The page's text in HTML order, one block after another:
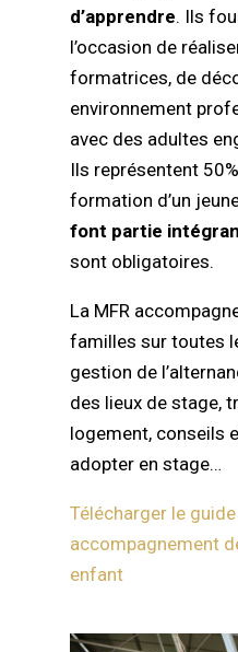
d’apprendre. Ils
l’occasion de
formatrices, de
environnement
avec des adultes
Ils représentent
formation d’un
font partie
sont obligatoires.
La MFR
familles sur toutes
gestion de
des lieux de stage,
logement, conseils
adopter en stage…
Télécharger le
accompagnement
enfant